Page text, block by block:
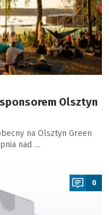
Olsztyn
na Olsztyn Green
nad …
0